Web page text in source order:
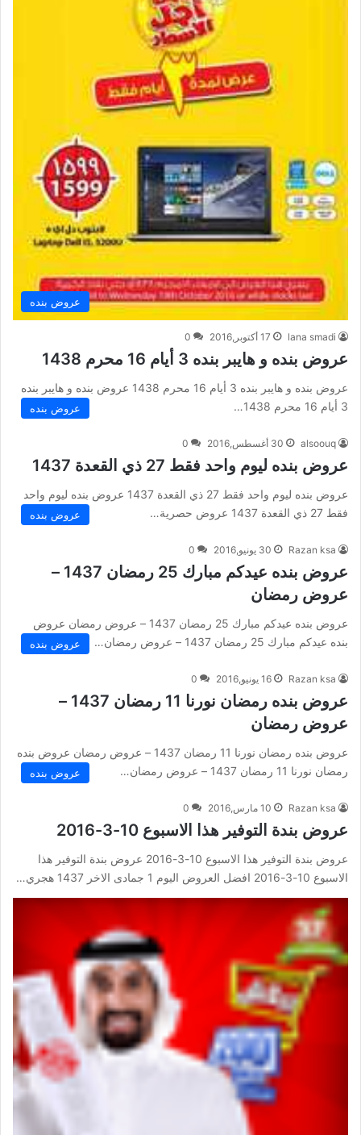
عروض بنده
lana smadi 17 أكتوبر,2016 0
عروض بنده و هايبر بنده 3 أيام 16 محرم 1438
عروض بنده و هايبر بنده 3 أيام 16 محرم 1438 عروض بنده و هايبر بنده
3 أيام 16 محرم 1438…
عروض بنده
alsoouq 30 أغسطس,2016 0
عروض بنده ليوم واحد فقط 27 ذي القعدة 1437
عروض بنده ليوم واحد فقط 27 ذي القعدة 1437 عروض بنده ليوم واحد
فقط 27 ذي القعدة 1437 عروض حصرية…
عروض بنده
Razan ksa 30 يونيو,2016 0
عروض بنده عيدكم مبارك 25 رمضان 1437 –
عروض رمضان
عروض بنده عيدكم مبارك 25 رمضان 1437 – عروض رمضان عروض
بنده عيدكم مبارك 25 رمضان 1437 – عروض رمضان…
عروض بنده
Razan ksa 16 يونيو,2016 0
عروض بنده رمضان نورنا 11 رمضان 1437 –
عروض رمضان
عروض بنده رمضان نورنا 11 رمضان 1437 – عروض رمضان عروض بنده
رمضان نورنا 11 رمضان 1437 – عروض رمضان…
عروض بنده
Razan ksa 10 مارس,2016 0
عروض بندة التوفير هذا الاسبوع 10-3-2016
عروض بندة التوفير هذا الاسبوع 10-3-2016 عروض بندة التوفير هذا
الاسبوع 10-3-2016 افضل العروض اليوم 1 جمادى الاخر 1437 هجري…